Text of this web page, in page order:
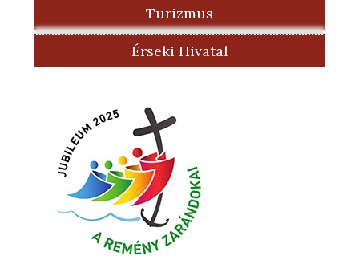
Turizmus
Érseki Hivatal